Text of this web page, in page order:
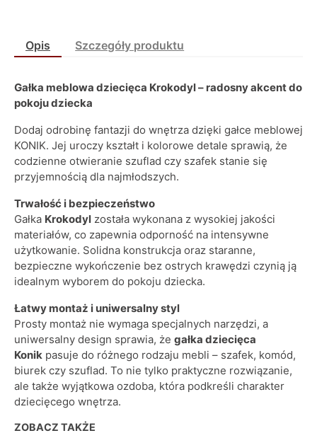
Opis Szczegóły produktu
Gałka meblowa dziecięca Krokodyl – radosny akcent do
pokoju dziecka
Dodaj odrobinę fantazji do wnętrza dzięki gałce meblowej
KONIK. Jej uroczy kształt i kolorowe detale sprawią, że
codzienne otwieranie szuflad czy szafek stanie się
przyjemnością dla najmłodszych.
Trwałość i bezpieczeństwo
Gałka Krokodyl została wykonana z wysokiej jakości
materiałów, co zapewnia odporność na intensywne
użytkowanie. Solidna konstrukcja oraz staranne,
bezpieczne wykończenie bez ostrych krawędzi czynią ją
idealnym wyborem do pokoju dziecka.
Łatwy montaż i uniwersalny styl
Prosty montaż nie wymaga specjalnych narzędzi, a
uniwersalny design sprawia, że gałka dziecięca
Konik pasuje do różnego rodzaju mebli – szafek, komód,
biurek czy szuflad. To nie tylko praktyczne rozwiązanie,
ale także wyjątkowa ozdoba, która podkreśli charakter
dziecięcego wnętrza.
ZOBACZ TAKŻE